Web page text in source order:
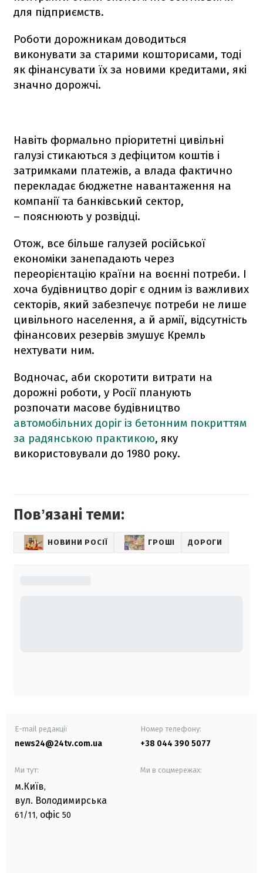
для підприємств.
Роботи дорожникам доводиться
виконувати за старими кошторисами, тоді
як фінансувати їх за новими кредитами, які
значно дорожчі.
Навіть формально пріоритетні цивільні
галузі стикаються з дефіцитом коштів і
затримками платежів, а влада фактично
перекладає бюджетне навантаження на
компанії та банківський сектор,
– пояснюють у розвідці.
Отож, все більше галузей російської
економіки занепадають через
переорієнтацію країни на воєнні потреби. І
хоча будівництво доріг є одним із важливих
секторів, який забезпечує потреби не лише
цивільного населення, а й армії, відсутність
фінансових резервів змушує Кремль
нехтувати ним.
Водночас, аби скоротити витрати на
дорожні роботи, у Росії планують
розпочати масове будівництво
автомобільних доріг із бетонним покриттям
за радянською практикою, яку
використовували до 1980 року.
Повʼязані теми:
НОВИНИ РОСІЇ ГРОШІ ДОРОГИ
E-mail редакції
news24@24tv.com.ua
Номер телефону:
+38 044 390 5077
Ми тут:
м.Київ,
вул. Володимирська
61/11, офіс 50
Ми в соцмережах: